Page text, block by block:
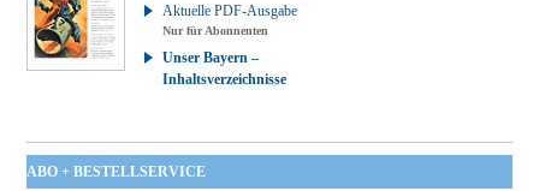
Aktuelle PDF-Ausgabe
Nur für Abonnenten
Unser Bayern –
Inhaltsverzeichnisse
ABO + BESTELLSERVICE